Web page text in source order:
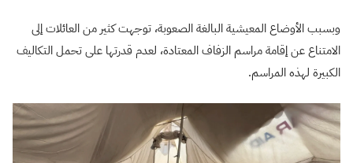
وبسبب الأوضاع المعيشية البالغة الصعوبة، توجهت كثير من العائلات إلى
الامتناع عن إقامة مراسم الزفاف المعتادة، لعدم قدرتها على تحمل التكاليف
الكبيرة لهذه المراسم.